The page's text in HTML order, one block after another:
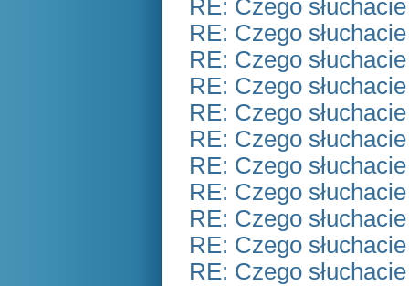
RE: Czego
RE: Czego
RE: Czego
RE: Czego
RE: Czego
RE: Czego
RE: Czego
RE: Czego
RE: Czego
RE: Czego
RE: Czego